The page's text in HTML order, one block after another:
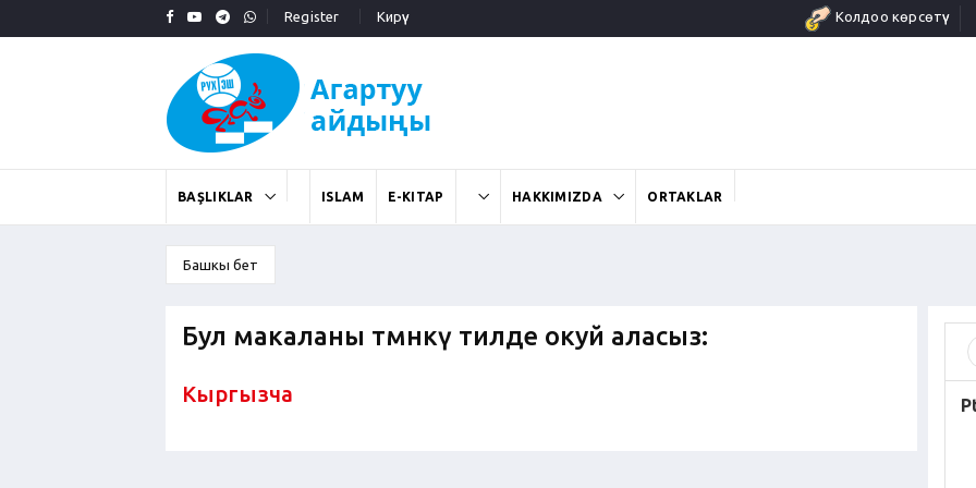
Register Кирүү Колдоо көрсөтүү
BAŞLIKLAR ISLAM E-KITAP HAKKIMIZDA ORTAKLAR
Башкы бет
Бул макаланы төмөнкү тилде окуй аласыз:
Кыргызча